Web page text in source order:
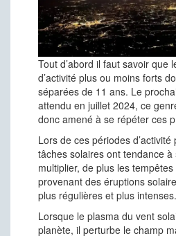
Tout d’abord il faut savoir que
d’activité plus ou moins forts
séparées de 11 ans. Le
attendu en juillet 2024, ce
donc amené à se répéter ces
Lors de ces périodes
tâches solaires ont tendance à
multiplier, de plus les
provenant des éruptions
plus régulières et plus intenses.
Lorsque le plasma du vent
planète, il perturbe le champ